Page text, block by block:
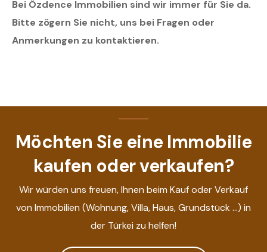
Bei Özdence Immobilien sind wir immer für Sie da.
Bitte zögern Sie nicht, uns bei Fragen oder
Anmerkungen zu kontaktieren.
Möchten Sie eine Immobilie
kaufen oder verkaufen?
Wir würden uns freuen, Ihnen beim Kauf oder Verkauf
von Immobilien (Wohnung, Villa, Haus, Grundstück ...) in
der Türkei zu helfen!